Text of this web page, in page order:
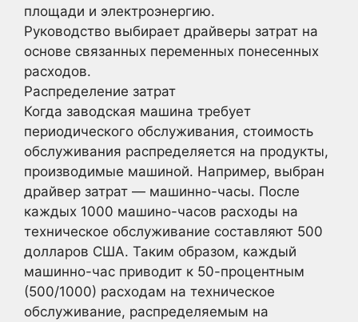
площади и электроэнергию.
Руководство выбирает драйверы затрат на
основе связанных переменных понесенных
расходов.
Распределение затрат
Когда заводская машина требует
периодического обслуживания, стоимость
обслуживания распределяется на продукты,
производимые машиной. Например, выбран
драйвер затрат — машинно-часы. После
каждых 1000 машино-часов расходы на
техническое обслуживание составляют 500
долларов США. Таким образом, каждый
машинно-час приводит к 50-процентным
(500/1000) расходам на техническое
обслуживание, распределяемым на